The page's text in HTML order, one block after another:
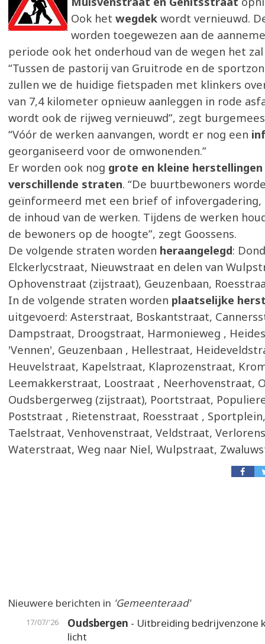
Ook het wegdek wordt vernieuwd.
worden toegewezen aan de
periode ook het onderhoud van de wegen het
“Tussen de pastorij van Gruitrode en de
zullen we de huidige fietspaden met klinkers
van 7,4 kilometer opnieuw aanleggen in rode
wordt ook de rijweg vernieuwd”, zegt
“Vóór de werken aanvangen, wordt er nog een
georganiseerd voor de omwonenden.”
Er worden ook nog grote en kleine
verschillende straten. “De buurtbewoners
geïnformeerd met een brief of infovergadering,
de inhoud van de werken. Tijdens de werken
de bewoners op de hoogte”, zegt Goossens.
De volgende straten worden heraangelegd:
Elckerlycstraat, Nieuwstraat en delen van
Ophovenstraat (zijstraat), Geuzenbaan,
In de volgende straten worden plaatselijke
uitgevoerd: Asterstraat, Boskantstraat,
Dampstraat, Droogstraat, Harmonieweg ,
'Vennen', Geuzenbaan , Hellestraat,
Heuvelstraat, Kapelstraat, Klaprozenstraat,
Leemakkerstraat, Loostraat , Neerhovenstraat,
Oudsbergerweg (zijstraat), Poortstraat,
Poststraat , Rietenstraat, Roesstraat ,
Taelstraat, Venhovenstraat, Veldstraat,
Waterstraat, Weg naar Niel, Wulpstraat,
Nieuwere berichten in 'Gemeenteraad'
17/07/'26 Oudsbergen - Uitbreiding bedrijvenzone
licht